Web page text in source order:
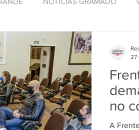
PODCAST DESTAQUE
no
A
27